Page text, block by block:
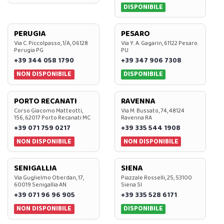
DISPONIBILE
PERUGIA
Via C. Piccolpasso, 1/A, 06128
Perugia PG
+39 344 058 1790
NON DISPONIBILE
PESARO
Via Y. A. Gagarin, 61122 Pesaro
PU
+39 347 906 7308
DISPONIBILE
PORTO RECANATI
Corso Giacomo Matteotti,
156, 62017 Porto Recanati MC
+39 071 759 0217
NON DISPONIBILE
RAVENNA
Via M. Bussato, 74, 48124
Ravenna RA
+39 335 544 1908
NON DISPONIBILE
SENIGALLIA
Via Guglielmo Oberdan, 17,
60019 Senigallia AN
+39 071 96 96 905
NON DISPONIBILE
SIENA
Piazzale Rosselli, 25, 53100
Siena SI
+39 335 528 6171
DISPONIBILE